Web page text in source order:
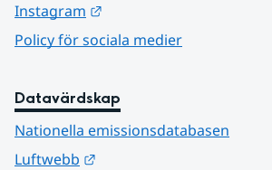
Instagram
Policy för sociala medier
Datavärdskap
Nationella emissionsdatabasen
Luftwebb